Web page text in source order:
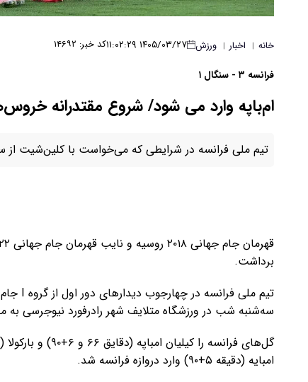
خانه | اخبار | ورزش ۱۴۰۵/۰۳/۲۷ ۱۱:۰۲:۲۹ کد خبر: ۱۴۶۹۲
فرانسه ۳ - سنگال ۱
ام‌باپه وارد می شود/ شروع مقتدرانه
تیم ملی فرانسه در شرایطی که می‌خواست با کلین‌شیت از
برداشت.
سه‌شنبه شب در ورزشگاه متلایف شهر رادرفورد نیوجرسی به مصاف سنگال
امبایه (دقیقه ۵+۹۰) وارد دروازه فرانسه شد.